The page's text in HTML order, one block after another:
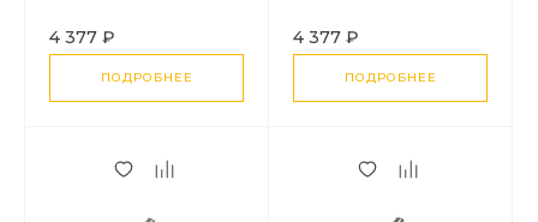
4 377 ₽
ПОДРОБНЕЕ
4 377 ₽
ПОДРОБНЕЕ